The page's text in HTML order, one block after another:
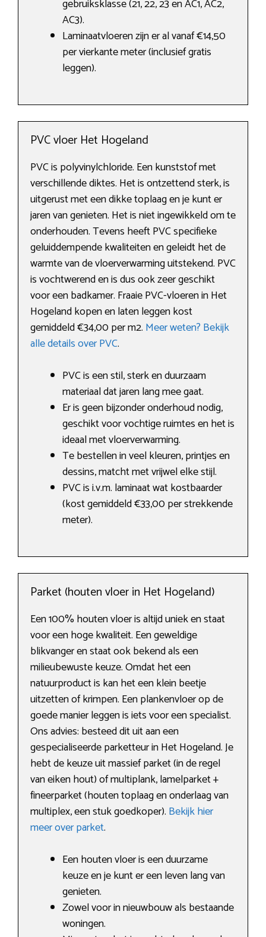
gebruiksklasse (21, 22, 23 en AC1, AC2,
AC3).
Laminaatvloeren zijn er al vanaf €14,50
per vierkante meter (inclusief gratis
leggen).
PVC vloer Het Hogeland
PVC is polyvinylchloride. Een kunststof met
verschillende diktes. Het is ontzettend sterk, is
uitgerust met een dikke toplaag en je kunt er
jaren van genieten. Het is niet ingewikkeld om te
onderhouden. Tevens heeft PVC specifieke
geluiddempende kwaliteiten en geleidt het de
warmte van de vloerverwarming uitstekend. PVC
is vochtwerend en is dus ook zeer geschikt
voor een badkamer. Fraaie PVC-vloeren in Het
Hogeland kopen en laten leggen kost
gemiddeld €34,00 per m2. Meer weten? Bekijk
alle details over PVC.
PVC is een stil, sterk en duurzaam
materiaal dat jaren lang mee gaat.
Er is geen bijzonder onderhoud nodig,
geschikt voor vochtige ruimtes en het is
ideaal met vloerverwarming.
Te bestellen in veel kleuren, printjes en
dessins, matcht met vrijwel elke stijl.
PVC is i.v.m. laminaat wat kostbaarder
(kost gemiddeld €33,00 per strekkende
meter).
Parket (houten vloer in Het Hogeland)
Een 100% houten vloer is altijd uniek en staat
voor een hoge kwaliteit. Een geweldige
blikvanger en staat ook bekend als een
milieubewuste keuze. Omdat het een
natuurproduct is kan het een klein beetje
uitzetten of krimpen. Een plankenvloer op de
goede manier leggen is iets voor een specialist.
Ons advies: besteed dit uit aan een
gespecialiseerde parketteur in Het Hogeland. Je
hebt de keuze uit massief parket (in de regel
van eiken hout) of multiplank, lamelparket +
fineerparket (houten toplaag en onderlaag van
multiplex, een stuk goedkoper). Bekijk hier
meer over parket.
Een houten vloer is een duurzame
keuze en je kunt er een leven lang van
genieten.
Zowel voor in nieuwbouw als bestaande
woningen.